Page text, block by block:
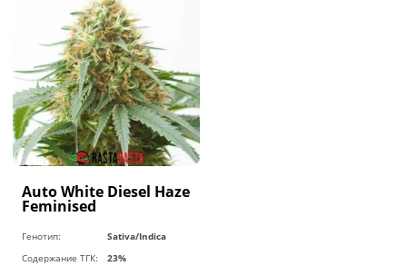
Auto White Diesel Haze
Feminised
Генотип:
Sativa/Indica
Содержание ТГК:
23%